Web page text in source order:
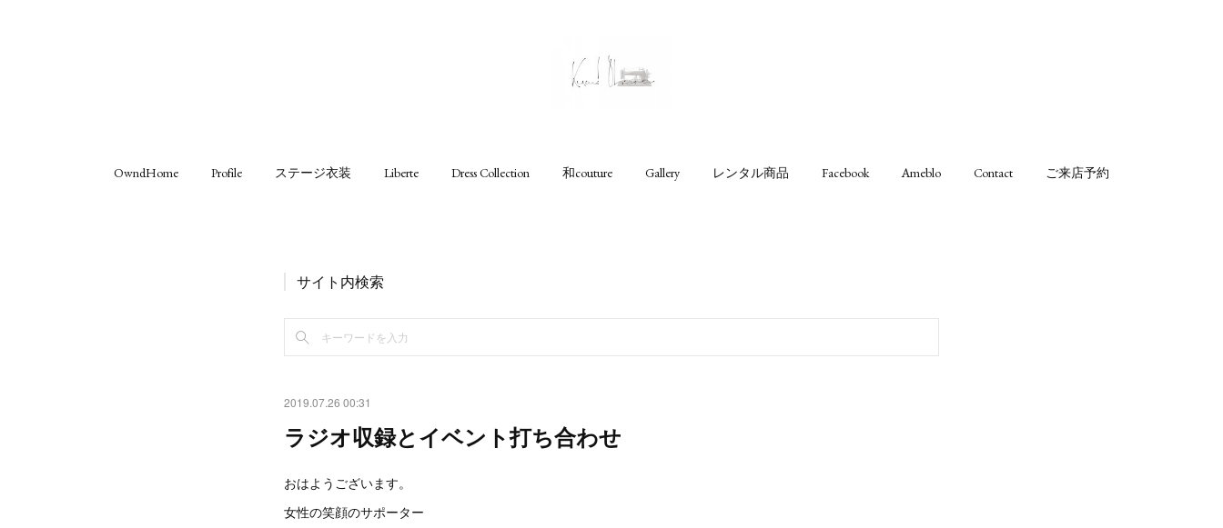
OwndHome Profile ステージ衣装 Liberte Dress Collection 和couture Gallery レンタル商品 Facebook Ameblo Contact ご来店予約
サイト内検索
2019.07.26 00:31
ラジオ収録とイベント打ち合わせ
おはようございます。
女性の笑顔のサポーター